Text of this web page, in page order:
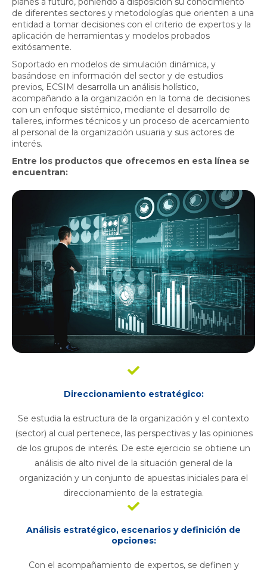
de diferentes sectores y metodologías que orienten a una
entidad a tomar decisiones con el criterio de expertos y la
aplicación de herramientas y modelos probados
exitósamente.
Soportado en modelos de simulación dinámica, y
basándose en información del sector y de estudios
previos, ECSIM desarrolla un análisis holístico,
acompañando a la organización en la toma de decisiones
con un enfoque sistémico, mediante el desarrollo de
talleres, informes técnicos y un proceso de acercamiento
al personal de la organización usuaria y sus actores de
interés.
Entre los productos que ofrecemos en esta línea se
encuentran:
Direccionamiento estratégico:
Se estudia la estructura de la organización y el contexto
(sector) al cual pertenece, las perspectivas y las opiniones
de los grupos de interés. De este ejercicio se obtiene un
análisis de alto nivel de la situación general de la
organización y un conjunto de apuestas iniciales para el
direccionamiento de la estrategia.
Análisis estratégico, escenarios y definición de
opciones:
Con el acompañamiento de expertos, se definen y